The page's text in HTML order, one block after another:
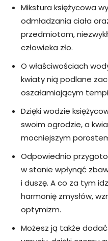
Mikstura księżycowa
odmładzania ciała
przedmiotom,
człowieka zło.
O właściwościach
kwiaty nią podlane
oszałamiającym
Dzięki wodzie
swoim ogrodzie, a
mocniejszym
Odpowiednio
w stanie wpłynąć
i duszę. A co za tym
harmonię zmysłów,
optymizm.
Możesz ją także